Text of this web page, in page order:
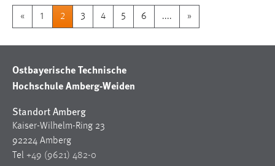
« 1 2 3 4 5 6 .... »
Ostbayerische Technische
Hochschule Amberg-Weiden
Standort Amberg
Kaiser-Wilhelm-Ring 23
92224 Amberg
Tel +49 (9621) 482-0